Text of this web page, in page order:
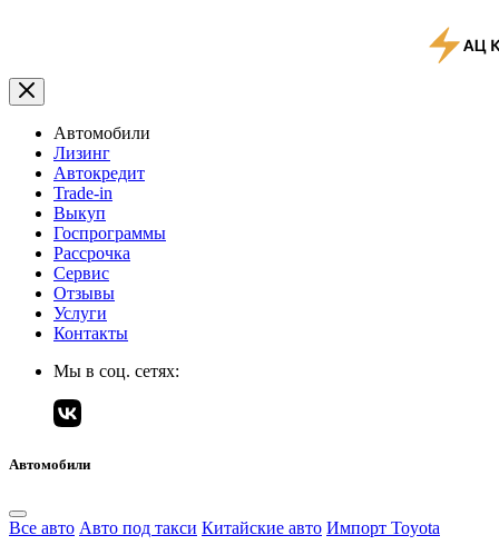
Автомобили
Лизинг
Автокредит
Trade-in
Выкуп
Госпрограммы
Рассрочка
Сервис
Отзывы
Услуги
Контакты
Мы в соц. сетях:
Автомобили
Все авто Авто под такси Китайские авто Импорт Toyota